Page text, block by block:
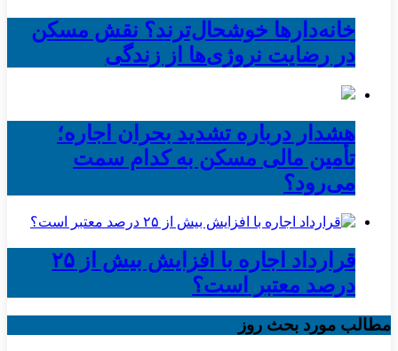
خانه‌دارها خوشحال‌ترند؟ نقش مسکن
در رضایت نروژی‌ها از زندگی
هشدار درباره تشدید بحران اجاره؛
تأمین مالی مسکن به کدام سمت
می‌رود؟
قرارداد اجاره با افزایش بیش از ۲۵
درصد معتبر است؟
مطالب مورد بحث روز